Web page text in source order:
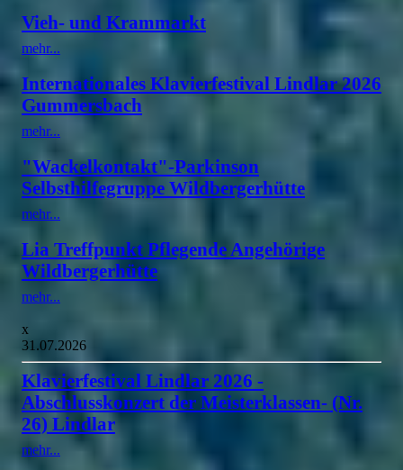
Vieh- und Krammarkt
mehr...
Internationales Klavierfestival Lindlar 2026
Gummersbach
mehr...
"Wackelkontakt"-Parkinson
Selbsthilfegruppe Wildbergerhütte
mehr...
Lia Treffpunkt Pflegende Angehörige
Wildbergerhütte
mehr...
x
31.07.2026
Klavierfestival Lindlar 2026 -
Abschlusskonzert der Meisterklassen- (Nr.
26) Lindlar
mehr...